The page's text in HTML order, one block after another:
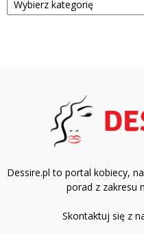
Dessire.pl to portal kobiecy,
porad z zakresu
Skontaktuj się z